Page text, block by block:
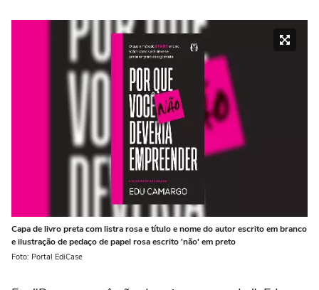
Capa de livro preta com listra rosa e título e nome do autor escrito em branco
e ilustração de pedaço de papel rosa escrito 'não' em preto
Foto: Portal EdiCase